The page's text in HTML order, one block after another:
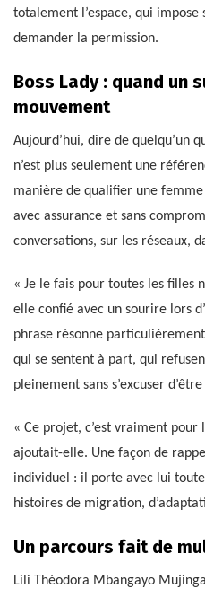
totalement l’espace, qui impose
demander la permission.
Boss Lady : quand un
mouvement
Aujourd’hui, dire de quelqu’un
n’est plus seulement une
manière de qualifier une
avec assurance et sans
conversations, sur les réseaux,
« Je le fais pour toutes les filles
elle confié avec un sourire lors
phrase résonne
qui se sentent à part, qui
pleinement sans s’excuser
« Ce projet, c’est vraiment pour
ajoutait-elle. Une façon de
individuel : il porte avec lui
histoires de migration,
Un parcours fait de
Lili Théodora Mbangayo